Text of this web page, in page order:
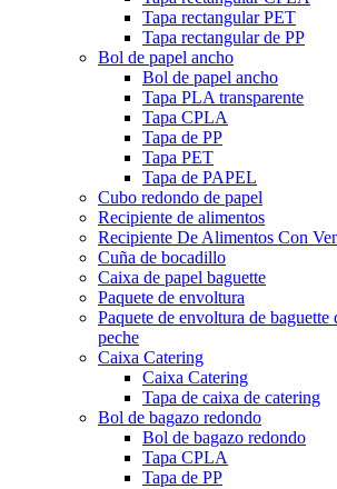
Tapa rectangular PET
Tapa rectangular de PP
Bol de papel ancho
Bol de papel ancho
Tapa PLA transparente
Tapa CPLA
Tapa de PP
Tapa PET
Tapa de PAPEL
Cubo redondo de papel
Recipiente de alimentos
Recipiente De Alimentos Con
Cuña de bocadillo
Caixa de papel baguette
Paquete de envoltura
Paquete de envoltura de
peche
Caixa Catering
Caixa Catering
Tapa de caixa de catering
Bol de bagazo redondo
Bol de bagazo redondo
Tapa CPLA
Tapa de PP